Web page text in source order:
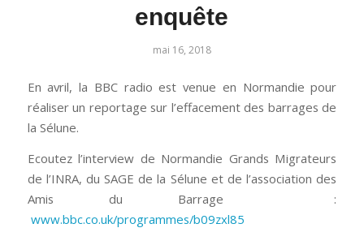
enquête
mai 16, 2018
En avril, la BBC radio est venue en Normandie pour
réaliser un reportage sur l’effacement des barrages de
la Sélune.
Ecoutez l’interview de Normandie Grands Migrateurs
de l’INRA, du SAGE de la Sélune et de l’association des
Amis du Barrage :
www.bbc.co.uk/programmes/b09zxl85